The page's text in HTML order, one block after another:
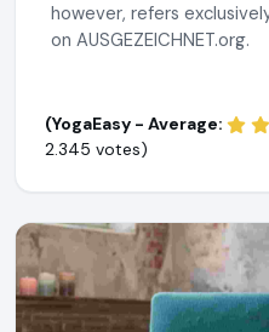
however, refers
on AUSGEZEICHNET.org.
(YogaEasy - Average:
2.345 votes)